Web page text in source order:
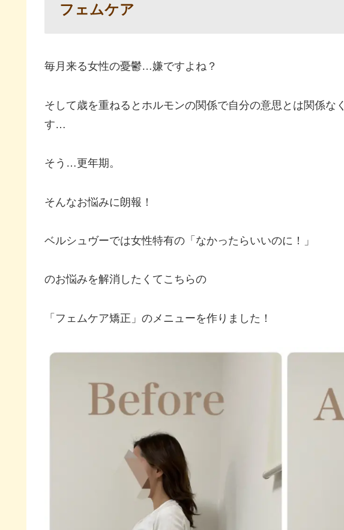
フェムケア
毎月来る女性の憂鬱…嫌ですよね？
そして歳を重ねるとホルモンの関係で自分の意思とは関係な
す…
そう…更年期。
そんなお悩みに朗報！
ベルシュヴーでは女性特有の「なかったらいいのに！」
のお悩みを解消したくてこちらの
「フェムケア矯正」のメニューを作りました！